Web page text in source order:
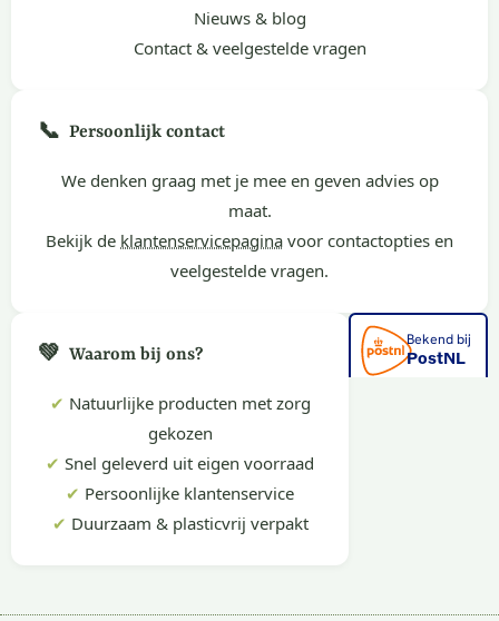
Nieuws & blog
Contact & veelgestelde vragen
📞 Persoonlijk contact
We denken graag met je mee en geven advies op
maat.
Bekijk de klantenservicepagina voor contactopties en
veelgestelde vragen.
💚 Waarom bij ons?
✔ Natuurlijke producten met zorg
gekozen
✔ Snel geleverd uit eigen voorraad
✔ Persoonlijke klantenservice
✔ Duurzaam & plasticvrij verpakt